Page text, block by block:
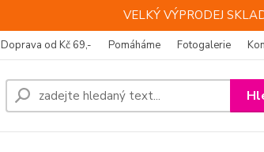
VELKÝ VÝPRODEJ
Doprava od Kč 69,- Pomáháme Fotogalerie